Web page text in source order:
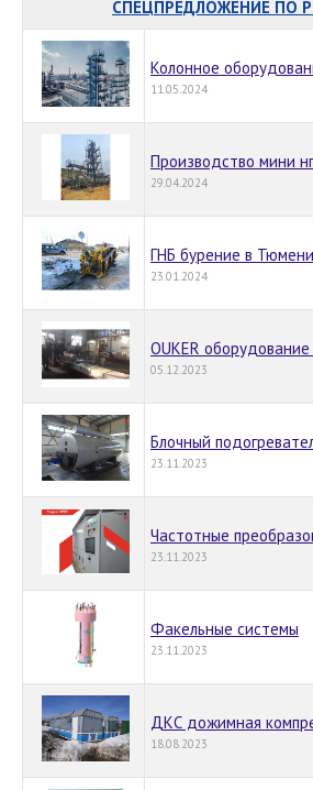
СПЕЦПРЕДЛОЖЕНИЕ ПО
Колонное
11.05.2024
Производство мини
29.04.2024
ГНБ бурение в Тюмени
23.01.2024
OUKER
05.12.2023
Блочный
23.11.2023
Частотные
23.11.2023
Факельные системы
23.11.2023
ДКС дожимная
18.08.2023